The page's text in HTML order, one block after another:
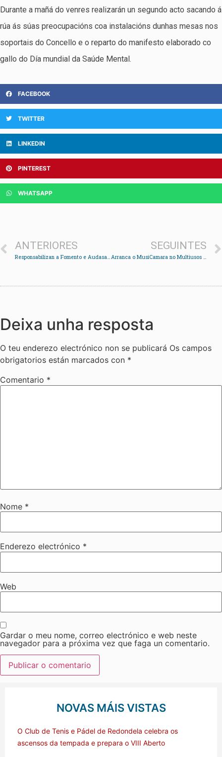
Durante a mañá do venres realizarán un segundo acto sacando á
rúa ás súas preocupacións coa instalacións dunhas mesas nos
soportais do Concello e o reparto do manifesto elaborado co
gallo do Día mundial da Saúde Mental.
FACEBOOK
TWITTER
LINKEDIN
PINTEREST
WHATSAPP
ANTERIORES
Responsabilizan a Fomento e Audasa do estado de deterioro que presentan as pilastras de Rande
SEGUINTES
Arranca o MusiCamara no Multiusos coa actuación das viguesas Lulavai
Deixa unha resposta
O teu enderezo electrónico non se publicará Os campos
obrigatorios están marcados con *
Comentario *
Nome *
Enderezo electrónico *
Web
Gardar o meu nome, correo electrónico e web neste
navegador para a próxima vez que faga un comentario.
NOVAS MÁIS VISTAS
O Club de Tenis e Pádel de Redondela celebra os
ascensos da tempada e prepara o VIII Aberto